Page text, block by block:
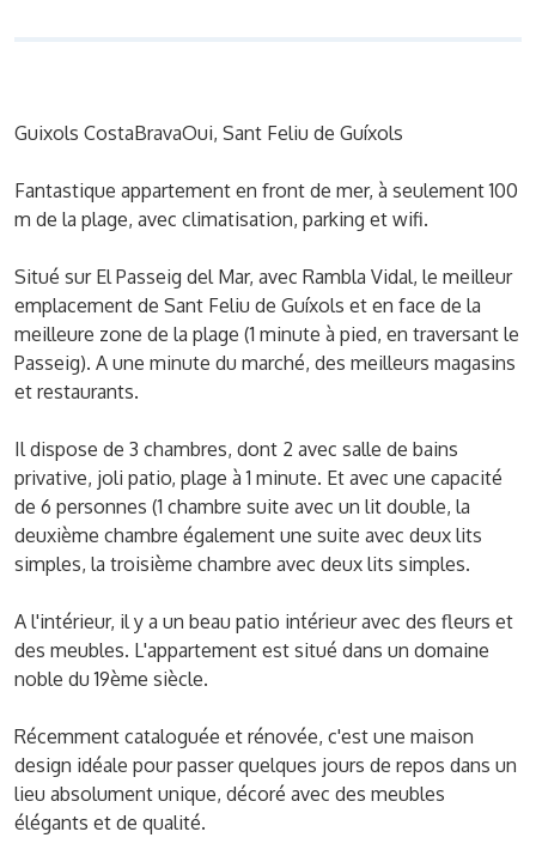
Guixols CostaBravaOui, Sant Feliu de Guíxols
Fantastique appartement en front de mer, à seulement 100
m de la plage, avec climatisation, parking et wifi.
Situé sur El Passeig del Mar, avec Rambla Vidal, le meilleur
emplacement de Sant Feliu de Guíxols et en face de la
meilleure zone de la plage (1 minute à pied, en traversant le
Passeig). A une minute du marché, des meilleurs magasins
et restaurants.
Il dispose de 3 chambres, dont 2 avec salle de bains
privative, joli patio, plage à 1 minute. Et avec une capacité
de 6 personnes (1 chambre suite avec un lit double, la
deuxième chambre également une suite avec deux lits
simples, la troisième chambre avec deux lits simples.
A l'intérieur, il y a un beau patio intérieur avec des fleurs et
des meubles. L'appartement est situé dans un domaine
noble du 19ème siècle.
Récemment cataloguée et rénovée, c'est une maison
design idéale pour passer quelques jours de repos dans un
lieu absolument unique, décoré avec des meubles
élégants et de qualité.